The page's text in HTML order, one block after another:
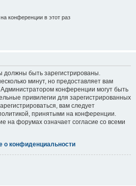
конференции в этот раз
быть зарегистрированы.
минут, но предоставляет вам
конференции могут быть
привилегии для зарегистрированных
вам следует
принятыми на конференции.
на форумах означает согласие со всеми
о конфиденциальности